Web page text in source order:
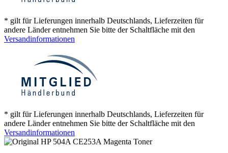
* gilt für Lieferungen innerhalb Deutschlands, Lieferzeiten für
andere Länder entnehmen Sie bitte der Schaltfläche mit den
Versandinformationen
* gilt für Lieferungen innerhalb Deutschlands, Lieferzeiten für
andere Länder entnehmen Sie bitte der Schaltfläche mit den
Versandinformationen